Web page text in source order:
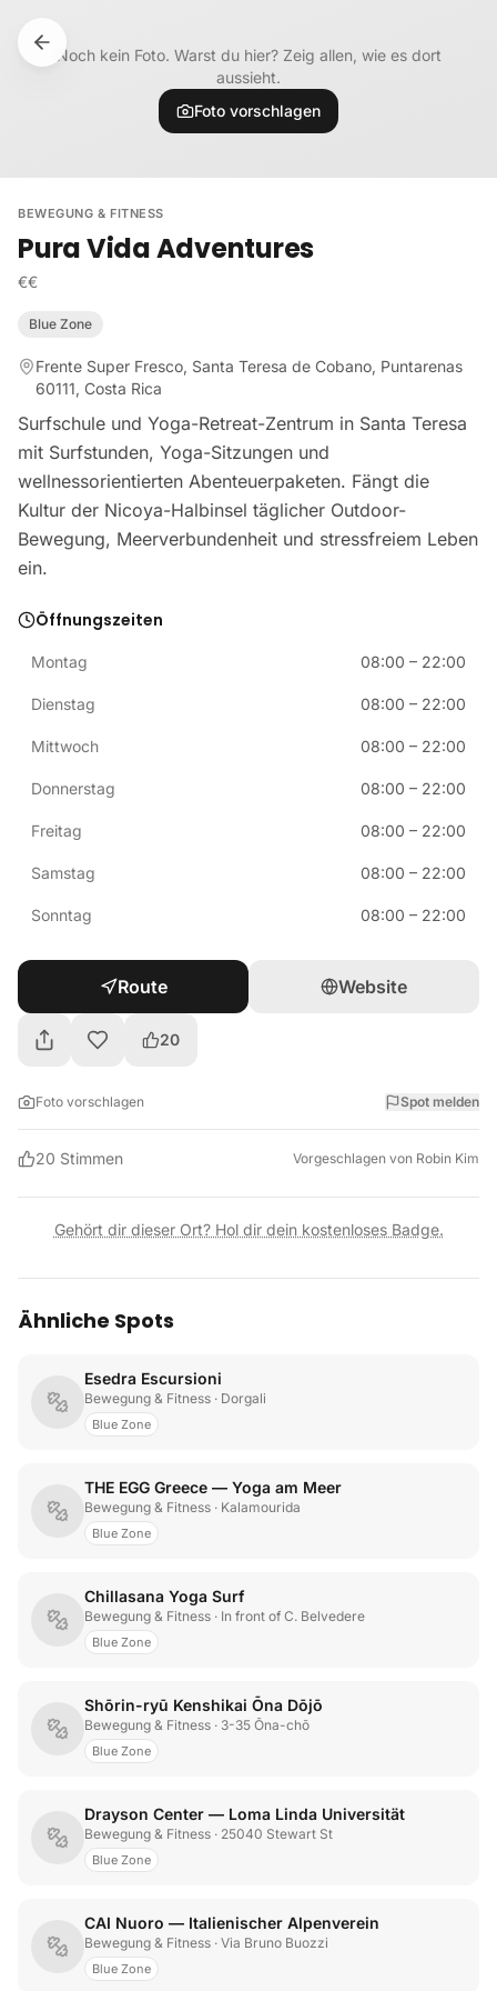
Noch kein Foto. Warst du hier? Zeig allen, wie es dort
aussieht.
Foto vorschlagen
BEWEGUNG & FITNESS
Pura Vida Adventures
€€
Blue Zone
Frente Super Fresco, Santa Teresa de Cobano, Puntarenas
60111, Costa Rica
Surfschule und Yoga-Retreat-Zentrum in Santa Teresa
mit Surfstunden, Yoga-Sitzungen und
wellnessorientierten Abenteuerpaketen. Fängt die
Kultur der Nicoya-Halbinsel täglicher Outdoor-
Bewegung, Meerverbundenheit und stressfreiem Leben
ein.
Öffnungszeiten
Montag 08:00 – 22:00
Dienstag 08:00 – 22:00
Mittwoch 08:00 – 22:00
Donnerstag 08:00 – 22:00
Freitag 08:00 – 22:00
Samstag 08:00 – 22:00
Sonntag 08:00 – 22:00
Route Website
20
Foto vorschlagen Spot melden
20 Stimmen Vorgeschlagen von Robin Kim
Gehört dir dieser Ort? Hol dir dein kostenloses Badge.
Ähnliche Spots
Esedra Escursioni
Bewegung & Fitness · Dorgali
Blue Zone
THE EGG Greece — Yoga am Meer
Bewegung & Fitness · Kalamourida
Blue Zone
Chillasana Yoga Surf
Bewegung & Fitness · In front of C. Belvedere
Blue Zone
Shōrin-ryū Kenshikai Ōna Dōjō
Bewegung & Fitness · 3-35 Ōna-chō
Blue Zone
Drayson Center — Loma Linda Universität
Bewegung & Fitness · 25040 Stewart St
Blue Zone
CAI Nuoro — Italienischer Alpenverein
Bewegung & Fitness · Via Bruno Buozzi
Blue Zone